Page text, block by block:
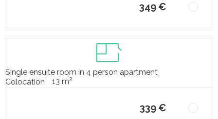
349 €
Single ensuite room in 4 person apartment
Colocation
13 m2
339 €